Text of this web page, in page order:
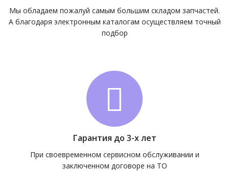
Мы обладаем пожалуй самым большим складом запчастей.
А благодаря электронным каталогам осуществляем точный
подбор
Гарантия до 3-х лет
При своевременном сервисном обслуживании и
заключенном договоре на ТО